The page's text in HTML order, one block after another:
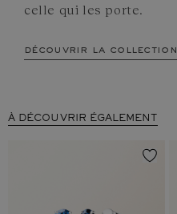
celle qui les porte.
découvrir la collection
À DÉCOUVRIR ÉGALEMENT